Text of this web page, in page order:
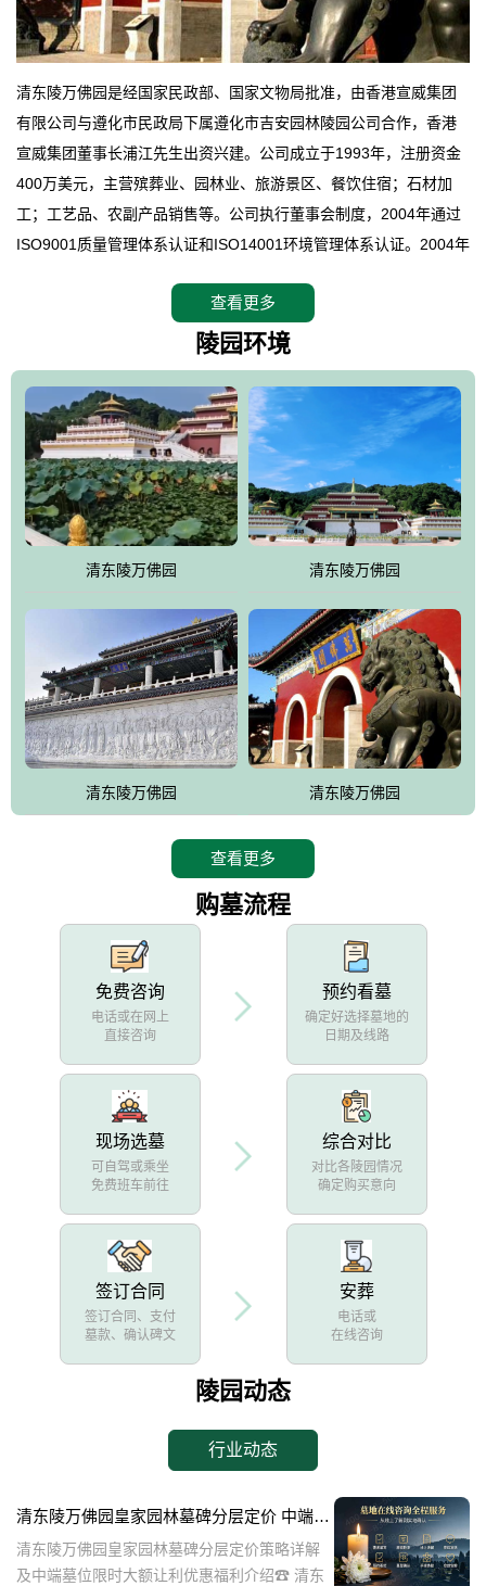
清东陵万佛园是经国家民政部、国家文物局批准，由香港宣威集团
有限公司与遵化市民政局下属遵化市吉安园林陵园公司合作，香港
宣威集团董事长浦江先生出资兴建。公司成立于1993年，注册资金
400万美元，主营殡葬业、园林业、旅游景区、餐饮住宿；石材加
工；工艺品、农副产品销售等。公司执行董事会制度，2004年通过
ISO9001质量管理体系认证和ISO14001环境管理体系认证。2004年
拥有4A级旅游区头衔的花园式陵园，园内建有四星级酒店一座。
万佛园位于遵化市境内，座落在世界文化遗产清东陵地形墙内，地
形绝佳，地理位置优越，交通便利。公司以“建设全国顶级人生后花
园、打造佛教精品旅游圣地”为目标，以海外归侨、国内外知名人士
的墓地安葬、祭祀吊亡并结合旅游参观构成其主要使用功能；以苍
郁绚丽、优雅宜人的园林景观构成其外部形象。通过墓园建设与造
园手法相结合的默契操作，建成一处特色鲜明、服务周全、环境优
美、民族风格突出，与周边文物古迹交相呼应的极具吸引力的花园
式园林。
万佛园工程一期占地448亩，目前完成投资近12亿元人民币，园区采
用全仿古式建筑，寻求与世界文化遗产地清东陵的和谐统一，在园
区建设中寻求陵园建设与景区建设的有机融合，充分发挥独一无二
的地形优势，打造现代艺术园林，建设旅游景观、寺庙、酒店等综
合服务设施，服务于陵园经营，使企业的多元化经营项目相互依
托、相互促进，园区绿化覆盖率达90%。
设计建造各种墓地墓位3万个；主体建筑金宝塔，墓位容量8万个，
能适应不同消费阶层的需求，为客户提供墓碑设计制作服务、特色
查看更多
陵园环境
清东陵万佛园 清东陵万佛园
清东陵万佛园 清东陵万佛园
查看更多
购墓流程
免费咨询
电话或在网上
直接咨询
预约看墓
确定好选择墓地的
日期及线路
现场选墓
可自驾或乘坐
免费班车前往
综合对比
对比各陵园情况
确定购买意向
签订合同
签订合同、支付
墓款、确认碑文
安葬
电话或
在线咨询
陵园动态
行业动态
清东陵万佛园皇家园林墓碑分层定价 中端墓位限时大额让利详解及优惠福利
清东陵万佛园皇家园林墓碑分层定价策略详解
及中端墓位限时大额让利优惠福利介绍☎ 清东